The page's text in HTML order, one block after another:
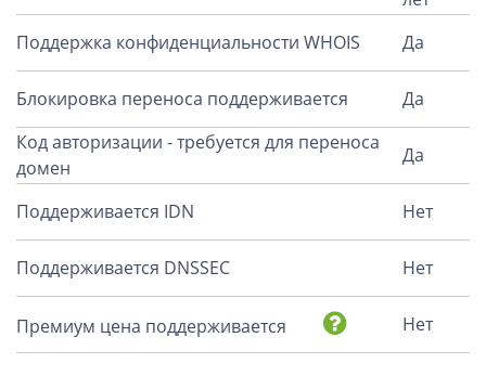
Поддержка конфиденциальности WHOIS
Да
Блокировка переноса поддерживается
Да
Код авторизации - требуется для переноса
домен
Да
Поддерживается IDN Нет
Поддерживается DNSSEC Нет
Премиум цена поддерживается Нет